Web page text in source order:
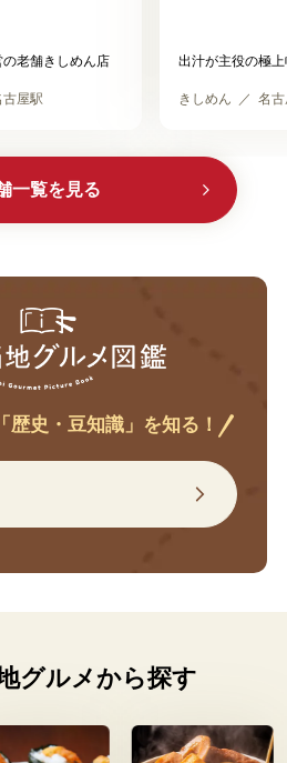
老舗きしめん店
古屋駅
出汁が主役の極
きしめん 名
一覧を見る
歴史・豆知識」を知る！
グルメから探す